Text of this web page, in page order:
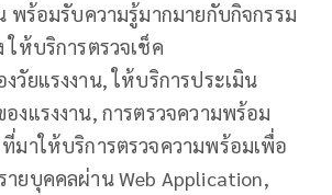
พร้อมรับความรู้มากมายกับกิจกรรม
ห้บริการตรวจเช็ค
วัยแรงงาน, ให้บริการประเมิน
งแรงงาน, การตรวจความพร้อม
มาให้บริการตรวจความพร้อมเพื่อ
ายบุคคลผ่าน Web Application,